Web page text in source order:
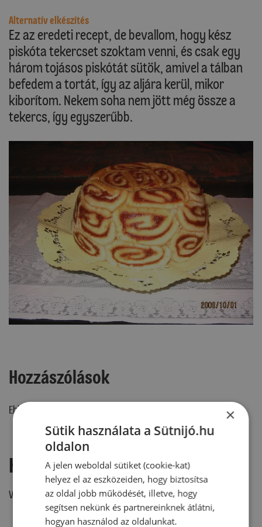
Alternatív elkészítés
Ez az eredeti recept, de bevallom, hogy kész
piskóta tekercset szoktam venni, és csak egy
három tojásos piskótát sütök, amivel a tálban
befedem a tortát, így az aljára kerül, mikor
kiborítom. Nekem soha nem jött még össze a
tekercs, így egyszerűbb.
Hozzászólások
Ehhez a recepthez még nem érkezett hozzászólás.
Hozzászólás írása
Vélemény írásához, kérjük,jelentkezz be!
×
Sütik használata a Sütnijó.hu
oldalon
A jelen weboldal sütiket (cookie-kat)
helyez el az eszközeiden, hogy biztosítsa
az oldal jobb működését, illetve, hogy
segítsen nekünk és partnereinknek átlátni,
hogyan használod az oldalunkat.